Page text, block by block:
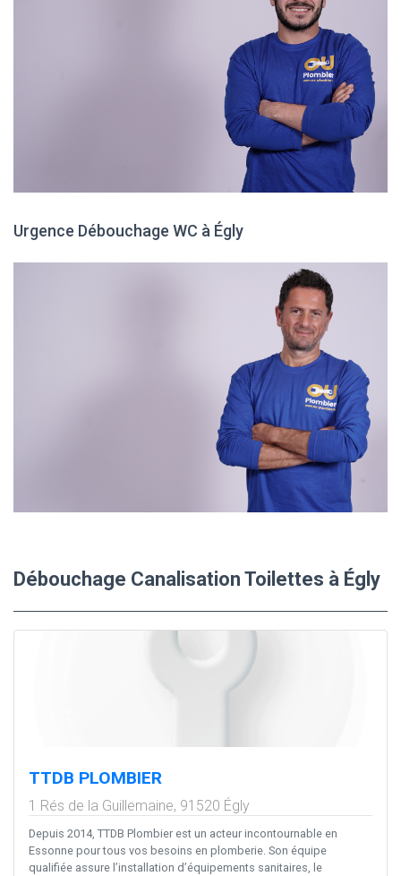
Urgence Débouchage WC à Égly
Débouchage Canalisation Toilettes à Égly
TTDB PLOMBIER
1 Rés de la Guillemaine, 91520 Égly
Depuis 2014, TTDB Plombier est un acteur incontournable en
Essonne pour tous vos besoins en plomberie. Son équipe
qualifiée assure l’installation d’équipements sanitaires, le